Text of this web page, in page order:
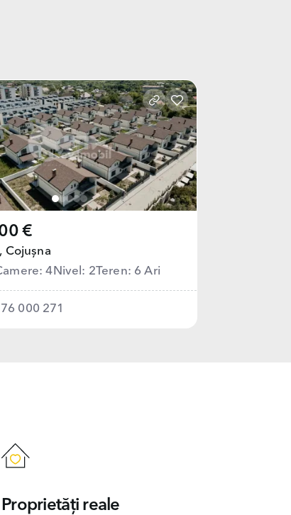
€
Cojușna
4 Nivel: 2Teren: 6 Ari
000 271
Proprietăți reale